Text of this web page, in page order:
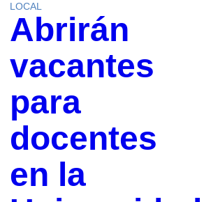
LOCAL
Abrirán
vacantes
para
docentes
en la